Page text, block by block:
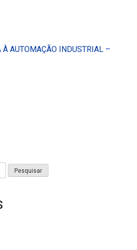
AUTOMAÇÃO INDUSTRIAL –